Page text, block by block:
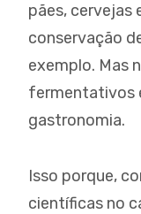
pães, cervejas
conservação
exemplo. Mas
fermentativos
gastronomia.
Isso porque,
científicas no